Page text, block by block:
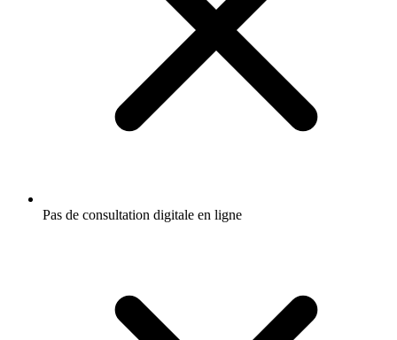
Pas de consultation digitale en ligne